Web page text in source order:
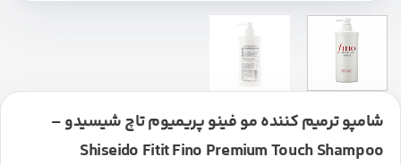
شامپو ترمیم کننده مو فینو پریمیوم تاچ شیسیدو –
Shiseido Fitit Fino Premium Touch Shampoo